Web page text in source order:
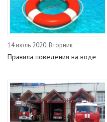
14 июль 2020, Вторник
Правила поведения на воде